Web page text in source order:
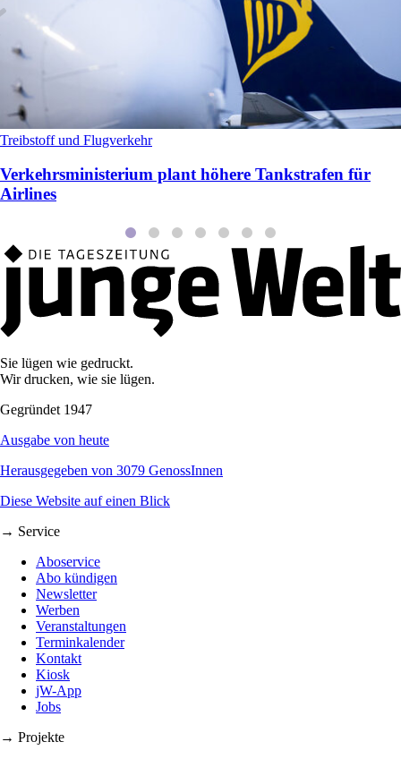
Treibstoff und Flugverkehr
Verkehrsministerium plant höhere Tankstrafen für
Airlines
Sie lügen wie gedruckt.
Wir drucken, wie sie lügen.
Gegründet 1947
Ausgabe von heute
Herausgegeben von 3079 GenossInnen
Diese Website auf einen Blick
→ Service
Aboservice
Abo kündigen
Newsletter
Werben
Veranstaltungen
Terminkalender
Kontakt
Kiosk
jW-App
Jobs
→ Projekte